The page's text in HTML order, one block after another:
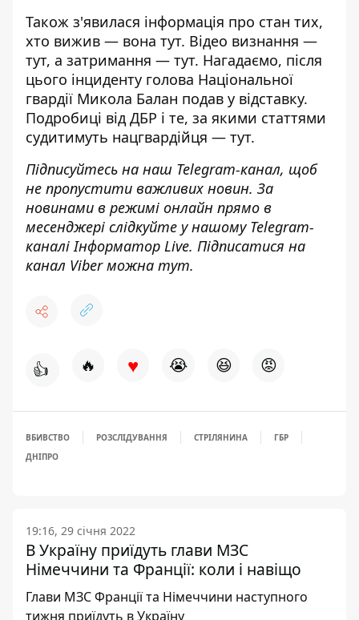
Також з'явилася інформація про стан тих,
хто вижив — вона тут. Відео визнання —
тут, а затримання — тут. Нагадаємо, після
цього інциденту голова Національної
гвардії Микола Балан подав у відставку.
Подробиці від ДБР і те, за якими статтями
судитимуть нацгвардійця — тут.
Підписуйтесь на наш Telegram-канал, щоб
не пропустити важливих новин. За
новинами в режимі онлайн прямо в
месенджері слідкуйте у нашому Telegram-
каналіІнформатор Live. Підписатися на
канал Viber можна тут.
👍 🔥 ♥ 😭 😆 😡
ВБИВСТВО РОЗСЛІДУВАННЯ СТРІЛЯНИНА
ГБР
ДНІПРО
19:16, 29 січня 2022
В Україну приїдуть глави МЗС
Німеччини та Франції: коли і навіщо
Глави МЗС Франції та Німеччини наступного
тижня приїдуть в Україну